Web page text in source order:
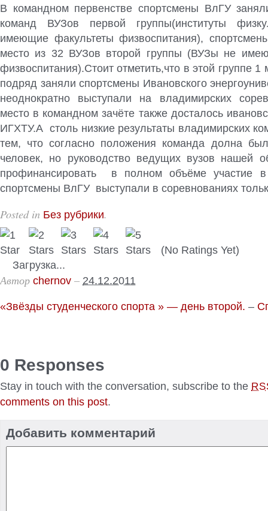
В командном первенстве спортсмены ВлГУ
команд ВУЗов первой группы(институты
имеющие факультеты физвоспитания),
место из 32 ВУЗов второй группы (ВУЗы не
физвоспитания).Стоит отметить,что в этой группе 1
подряд заняли спортсмены Ивановского
неоднократно выступали на владимирских
место в командном зачёте также досталось
ИГХТУ.А столь низкие результаты владимирских
тем, что согласно положения команда долна
человек, но руководство ведущих вузов нашей
профинансировать в полном объёме участие в
спортсмены ВлГУ выступали в соревнованиях
Posted in Без рубрики.
(No Ratings Yet)
Загрузка...
Автор chernov – 24.12.2011
«Звёзды студенческого спорта » — день второй. –
0 Responses
Stay in touch with the conversation, subscribe to the
comments on this post.
Добавить комментарий